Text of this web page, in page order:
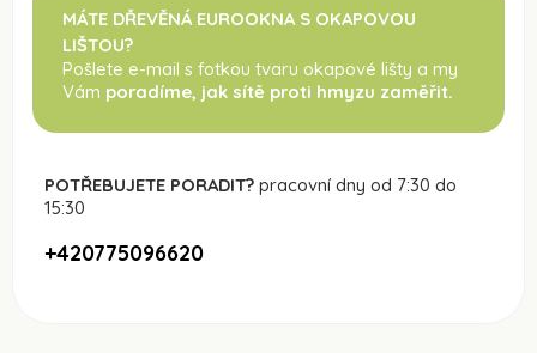
MÁTE DŘEVĚNÁ EUROOKNA S OKAPOVOU
LIŠTOU?
Pošlete e-mail s fotkou tvaru okapové lišty a my
Vám poradíme, jak sítě proti hmyzu zaměřit.
POTŘEBUJETE PORADIT? pracovní dny od 7:30 do
15:30
+420775096620